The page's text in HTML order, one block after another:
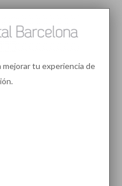
tu experiencia de